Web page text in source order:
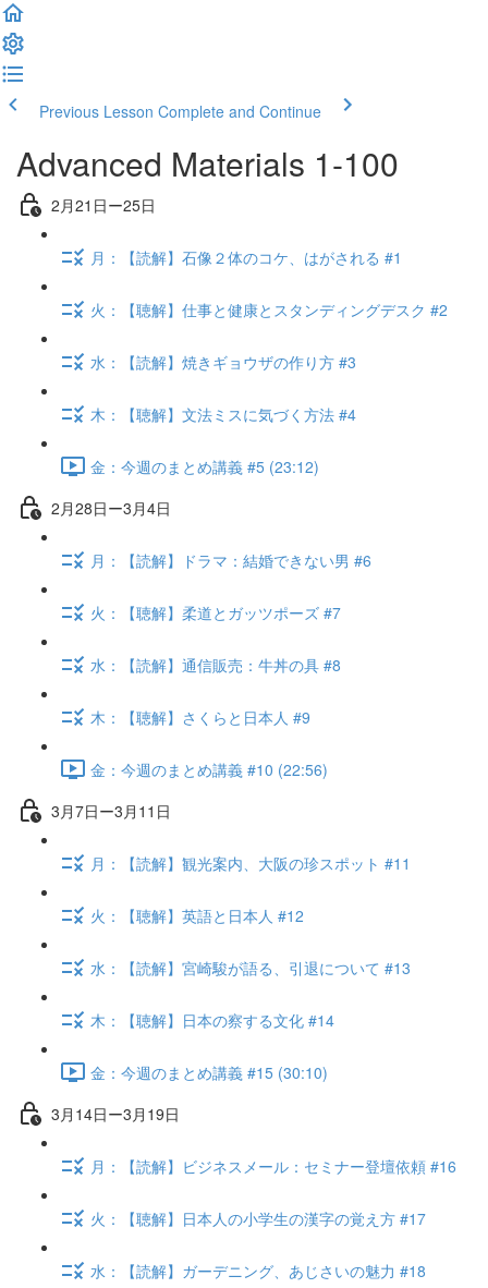
Previous Lesson Complete and Continue
Advanced Materials 1-100
2月21日ー25日
月：【読解】石像２体のコケ、はがされる #1
火：【聴解】仕事と健康とスタンディングデスク #2
水：【読解】焼きギョウザの作り方 #3
木：【聴解】文法ミスに気づく方法 #4
金：今週のまとめ講義 #5 (23:12)
2月28日ー3月4日
月：【読解】ドラマ：結婚できない男 #6
火：【聴解】柔道とガッツポーズ #7
水：【読解】通信販売：牛丼の具 #8
木：【聴解】さくらと日本人 #9
金：今週のまとめ講義 #10 (22:56)
3月7日ー3月11日
月：【読解】観光案内、大阪の珍スポット #11
火：【聴解】英語と日本人 #12
水：【読解】宮崎駿が語る、引退について #13
木：【聴解】日本の察する文化 #14
金：今週のまとめ講義 #15 (30:10)
3月14日ー3月19日
月：【読解】ビジネスメール：セミナー登壇依頼 #16
火：【聴解】日本人の小学生の漢字の覚え方 #17
水：【読解】ガーデニング、あじさいの魅力 #18